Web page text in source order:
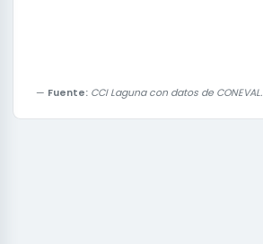
Fuente: CCI Laguna con datos de CONEVAL.